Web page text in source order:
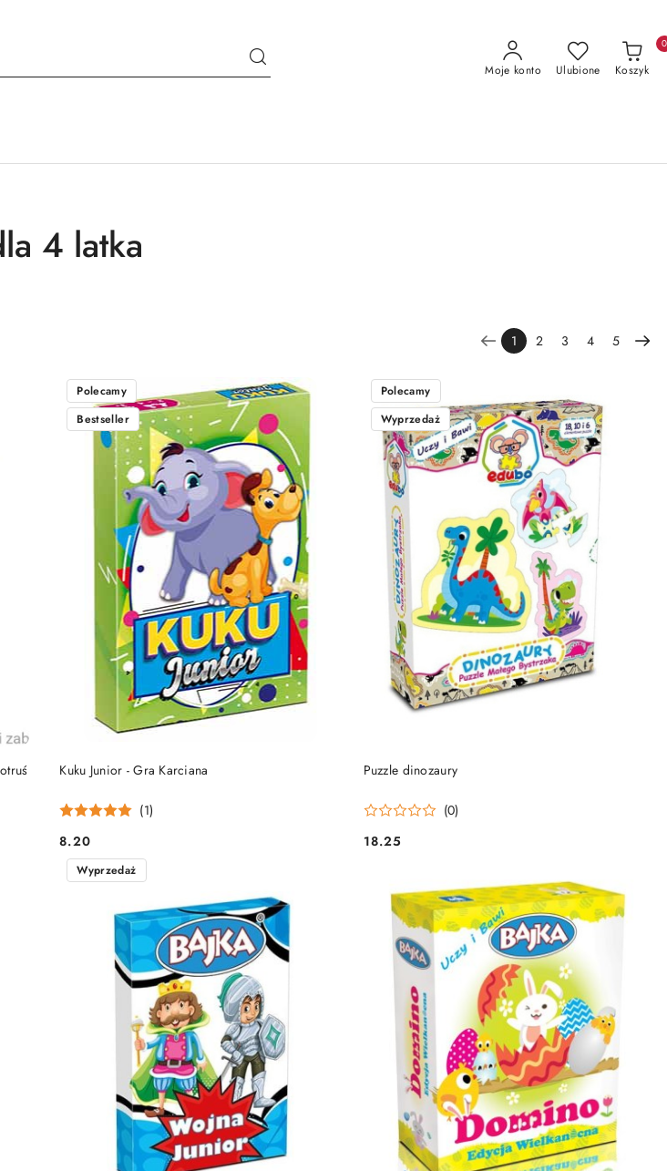
Moje konto Ulubione Koszyk
0
4 latka
1 2 3 4 5
Kuku Junior - Gra Karciana
(1)
Cena:
8.20
Polecamy
Bestseller
DO KOSZYKA Puzzle dinozaury
(0)
Cena:
18.25
Polecamy
Wyprzedaż
Wyprzedaż